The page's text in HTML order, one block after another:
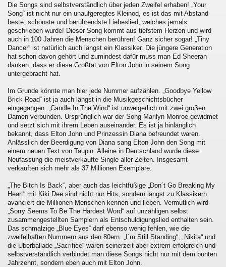
Die Songs sind selbstverständlich über jeden Zweifel erhaben! „Your
Song“ ist nicht nur ein unaufgeregtes Kleinod, es ist das mit Abstand
beste, schönste und berührendste Liebeslied, welches jemals
geschrieben wurde! Dieser Song kommt aus tiefstem Herzen und wird
auch in 100 Jahren die Menschen berühren! Ganz sicher sogar! „Tiny
Dancer“ ist natürlich auch längst ein Klassiker. Die jüngere Generation
hat schon davon gehört und zumindest dafür muss man Ed Sheeran
danken, dass er diese Großtat von Elton John in seinem Song
untergebracht hat.
Im Grunde könnte man hier jede Nummer aufzählen. „Goodbye Yellow
Brick Road“ ist ja auch längst in die Musikgeschichtsbücher
eingegangen. „Candle In The Wind“ ist unweigerlich mit zwei großen
Damen verbunden. Ursprünglich war der Song Marilyn Monroe gewidmet
und setzt sich mit ihrem Leben auseinander. Es ist ja hinlänglich
bekannt, dass Elton John und Prinzessin Diana befreundet waren.
Anlässlich der Beerdigung von Diana sang Elton John den Song mit
einem neuen Text von Taupin. Alleine in Deutschland wurde diese
Neufassung die meistverkaufte Single aller Zeiten. Insgesamt
verkauften sich mehr als 37 Millionen Exemplare.
„The Bitch Is Back“, aber auch das leichtfüßige „Don´t Go Breaking My
Heart“ mit Kiki Dee sind nicht nur Hits, sondern längst zu Klassikern
avanciert die Millionen Menschen kennen und lieben. Vermutlich wird
„Sorry Seems To Be The Hardest Word“ auf unzähligen selbst
zusammengestellten Samplern als Entschuldigungslied enthalten sein.
Das schmalzige „Blue Eyes“ darf ebenso wenig fehlen, wie die
zweifelhaften Nummern aus den 80ern. „I´m Still Standing“, „Nikita“ und
die Überballade „Sacrifice“ waren seinerzeit aber extrem erfolgreich und
selbstverständlich verbindet man diese Songs nicht nur mit dem bunten
Jahrzehnt, sondern eben auch mit Elton John.